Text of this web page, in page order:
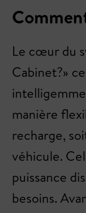
Le cœur du
Cabinet?»
manière
recharge,
véhicule.
puissance
besoins.